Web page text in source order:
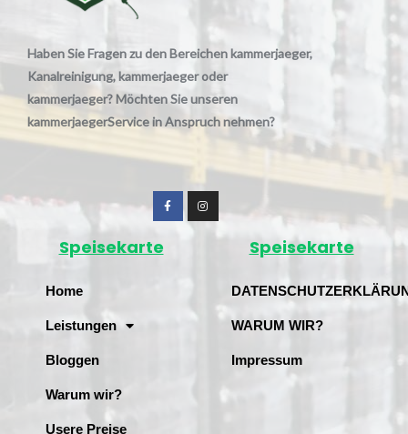
Haben Sie Fragen zu den Bereichen kammerjaeger,
Kanalreinigung, kammerjaeger oder
kammerjaeger? Möchten Sie unseren
kammerjaegerService in Anspruch nehmen?
Speisekarte
Home
Leistungen
Bloggen
Warum wir?
Usere Preise
Speisekarte
WARUM WIR?
Impressum